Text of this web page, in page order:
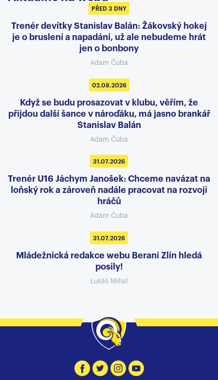
PŘED 3 DNY
Trenér devítky Stanislav Balán: Žákovský hokej
je o bruslení a napadání, už ale nebudeme hrát
jen o bonbony
Adam Čuba
02.08.2026
Když se budu prosazovat v klubu, věřím, že
přijdou další šance v nároďáku, má jasno brankář
Stanislav Balán
Adam Čuba
31.07.2026
Trenér U16 Jáchym Janošek: Chceme navázat na
loňský rok a zároveň nadále pracovat na rozvoji
hráčů
Adam Čuba
31.07.2026
Mládežnická redakce webu Berani Zlín hledá
posily!
Lukáš Mihal